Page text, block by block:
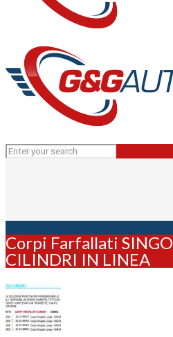
Corpi Farfallati
CILINDRI IN LINEA